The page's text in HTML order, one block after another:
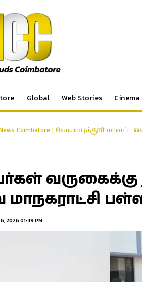
Global Web Stories Cinema
Coimbatore | கோயம்புத்தூர் மாவட்ட
வருகைக்கு
2026 01:49 PM